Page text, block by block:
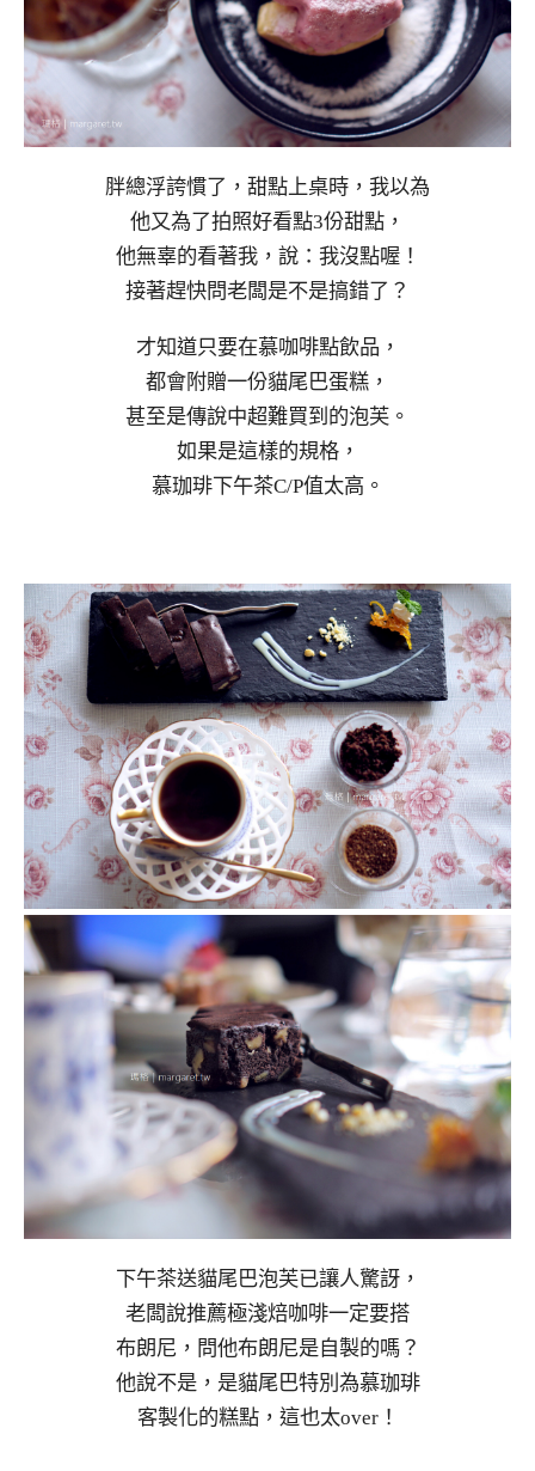
胖總浮誇慣了，甜點上桌時，我以為
他又為了拍照好看點3份甜點，
他無辜的看著我，說：我沒點喔！
接著趕快問老闆是不是搞錯了？
才知道只要在慕咖啡點飲品，
都會附贈一份貓尾巴蛋糕，
甚至是傳說中超難買到的泡芙。
如果是這樣的規格，
慕珈琲下午茶C/P值太高。
下午茶送貓尾巴泡芙已讓人驚訝，
老闆說推薦極淺焙咖啡一定要搭
布朗尼，問他布朗尼是自製的嗎？
他說不是，是貓尾巴特別為慕珈琲
客製化的糕點，這也太over！